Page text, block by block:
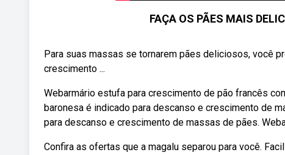
FAÇA OS PÃES MAIS
Para suas massas se tornarem pães deliciosos, você
crescimento ...
Webarmário estufa para crescimento de pão francês
baronesa é indicado para descanso e crescimento de
para descanso e crescimento de massas de pães.
Confira as ofertas que a magalu separou para você.